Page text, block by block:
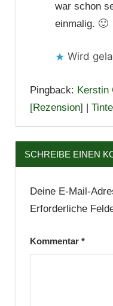
war schon
einmalig. 🙂
Wird
Pingback: Kerstin
[Rezension] |
SCHREIBE EINEN
Deine E-Mail-
Erforderliche
Kommentar *